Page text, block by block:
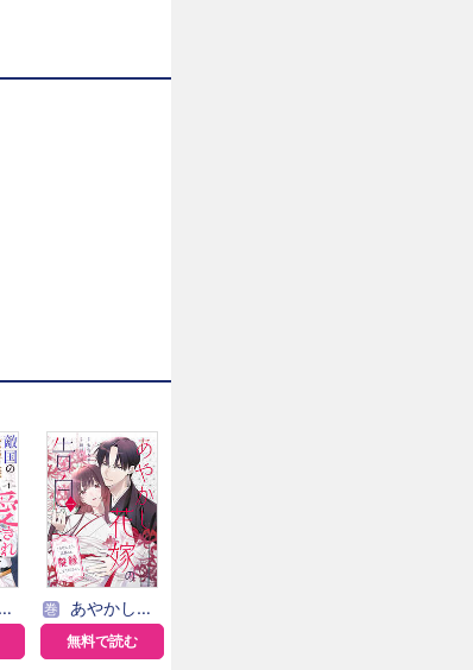
巻 あやかし花嫁の告白～ごきげんよう、旦那さま。離縁してください。～
無料で読む